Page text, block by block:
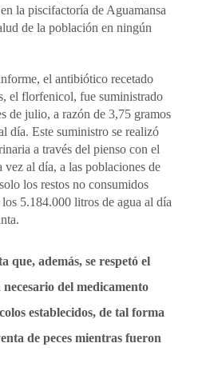
la piscifactoría de Aguamansa
de la población en ningún
el antibiótico recetado
el florfenicol, fue suministrado
de julio, a razón de 3,75 gramos
día. Este suministro se realizó
a través del pienso con el
vez al día, a las poblaciones de
los restos no consumidos
5.184.000 litros de agua al día
que, además, se respetó el
del medicamento
establecidos, de tal forma
de peces mientras fueron